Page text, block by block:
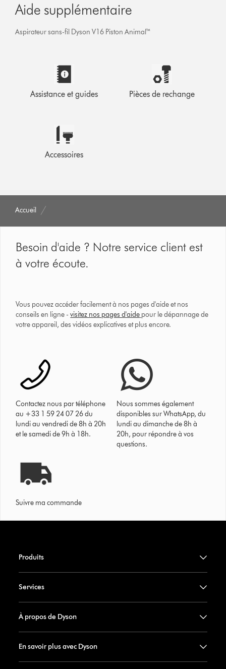
Aide supplémentaire
Aspirateur sans-fil Dyson V16 Piston Animal™
Assistance et guides Pièces de rechange
Accessoires
Accueil
Besoin d'aide ? Notre service client est
à votre écoute.
Vous pouvez accéder facilement à nos pages d'aide et nos
conseils en ligne -visitez nos pages d'aide pour le dépannage de
votre appareil, des vidéos explicatives et plus encore.
Contactez nous par téléphone
au +33 1 59 24 07 26 du
lundi au vendredi de 8h à 20h
et le samedi de 9h à 18h.
Nous sommes également
disponibles sur WhatsApp, du
lundi au dimanche de 8h à
20h, pour répondre à vos
questions.
Suivre ma commande
Produits
Services
À propos de Dyson
En savoir plus avec Dyson